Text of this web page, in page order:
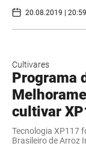
20.08.2019 |
Cultivares
Programa
cultivar
Tecnologia XP117
Brasileiro de Arroz